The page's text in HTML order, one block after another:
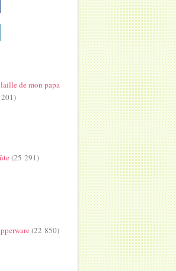
de mon papa
(25 291)
(22 850)